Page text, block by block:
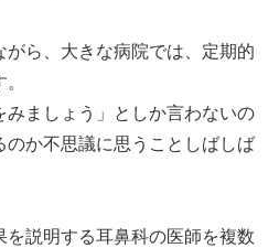
がら、大きな病院では、定期的
ましょう」としか言わないの
のか不思議に思うことしばしば
説明する耳鼻科の医師を複数